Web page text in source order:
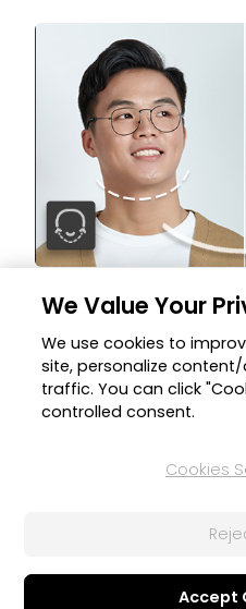
Define los contornos de la
una apariencia equilibrada y
We Value Your
We use cookies to
site, personalize
traffic. You can click
controlled consent.
Cookies
Accept